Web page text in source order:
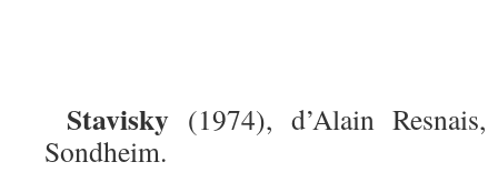
Stavisky(1974), d’Alain Resnais,
Sondheim.